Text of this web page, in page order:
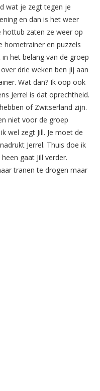
wat je zegt tegen je
en dan is het weer
hottub zaten ze weer op
hometrainer en puzzels
in het belang van de groep
drie weken ben jij aan
Wat dan? Ik oop ook
Jerrel is dat oprechtheid.
of Zwitserland zijn.
niet voor de groep
wel zegt Jill. Je moet de
Jerrel. Thuis doe ik
gaat Jill verder.
tranen te drogen maar